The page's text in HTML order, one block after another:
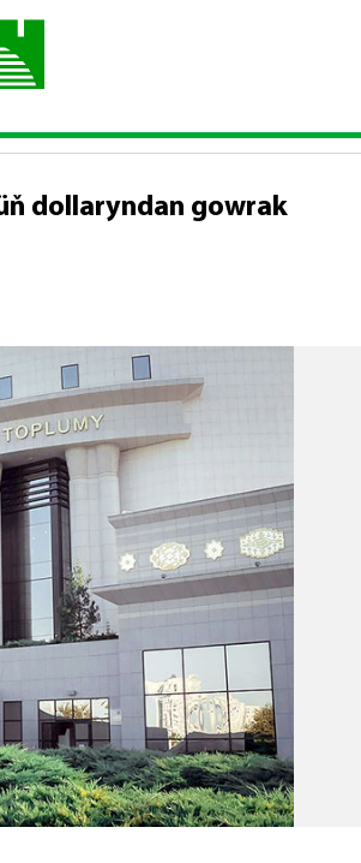
müň dollaryndan gowrak boldy
dollaryndan gowrak